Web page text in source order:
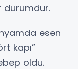
durumdur.
esen
kapı”
oldu.